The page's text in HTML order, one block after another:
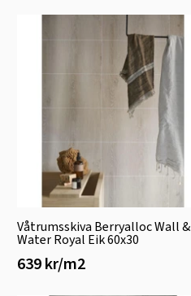
Våtrumsskiva Berryalloc Wall &
Water Royal Eik 60x30
639 kr/m2